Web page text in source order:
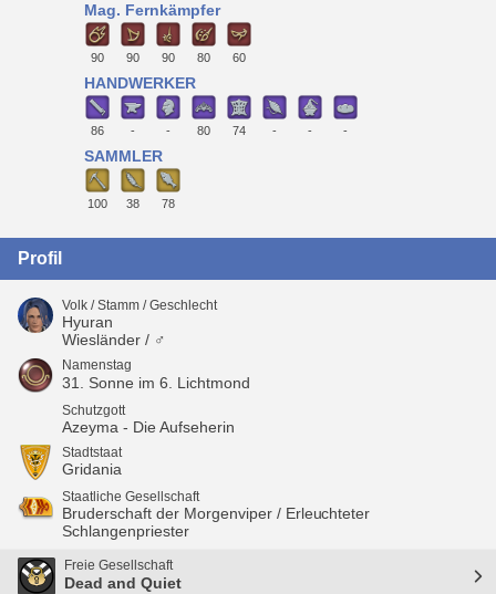
Mag. Fernkämpfer
90 90 90 80 60
HANDWERKER
86 - - 80 74 - - -
SAMMLER
100 38 78
Profil
Volk / Stamm / Geschlecht
Hyuran
Wiesländer / ♂
Namenstag
31. Sonne im 6. Lichtmond
Schutzgott
Azeyma - Die Aufseherin
Stadtstaat
Gridania
Staatliche Gesellschaft
Bruderschaft der Morgenviper / Erleuchteter
Schlangenpriester
Freie Gesellschaft
Dead and Quiet